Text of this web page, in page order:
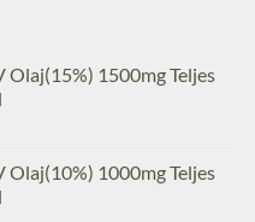
1500mg Teljes
1000mg Teljes